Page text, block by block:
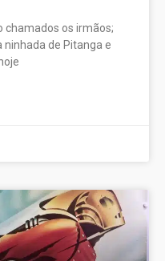
chamados os irmãos;
ninhada de Pitanga e